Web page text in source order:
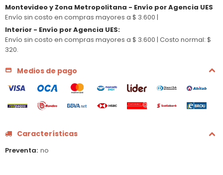
Montevideo y Zona Metropolitana - Envío por Agencia UES
Envío sin costo en compras mayores a $ 3.600 |
Interior - Envío por Agencia UES:
Envío sin costo en compras mayores a $ 3.600 | Costo normal: $
320.
Medios de pago
Características
Preventa no